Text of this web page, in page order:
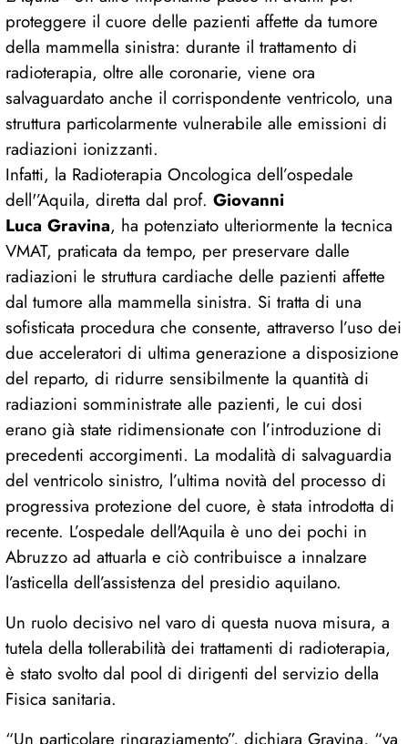
proteggere il cuore delle pazienti affette da tumore
della mammella sinistra: durante il trattamento di
radioterapia, oltre alle coronarie, viene ora
salvaguardato anche il corrispondente ventricolo, una
struttura particolarmente vulnerabile alle emissioni di
radiazioni ionizzanti.
Infatti, la Radioterapia Oncologica dell’ospedale
dell'’Aquila, diretta dal prof. Giovanni
Luca Gravina, ha potenziato ulteriormente la tecnica
VMAT, praticata da tempo, per preservare dalle
radiazioni le struttura cardiache delle pazienti affette
dal tumore alla mammella sinistra. Si tratta di una
sofisticata procedura che consente, attraverso l’uso dei
due acceleratori di ultima generazione a disposizione
del reparto, di ridurre sensibilmente la quantità di
radiazioni somministrate alle pazienti, le cui dosi
erano già state ridimensionate con l’introduzione di
precedenti accorgimenti. La modalità di salvaguardia
del ventricolo sinistro, l’ultima novità del processo di
progressiva protezione del cuore, è stata introdotta di
recente. L’ospedale dell'Aquila è uno dei pochi in
Abruzzo ad attuarla e ciò contribuisce a innalzare
l’asticella dell’assistenza del presidio aquilano.
Un ruolo decisivo nel varo di questa nuova misura, a
tutela della tollerabilità dei trattamenti di radioterapia,
è stato svolto dal pool di dirigenti del servizio della
Fisica sanitaria.
“Un particolare ringraziamento”, dichiara Gravina, “va